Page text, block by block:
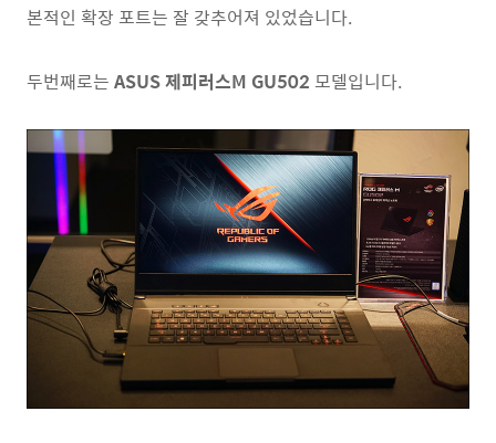
본적인 확장 포트는 잘 갖추어져 있었습니다.
두번째로는 ASUS 제피러스M GU502 모델입니다.